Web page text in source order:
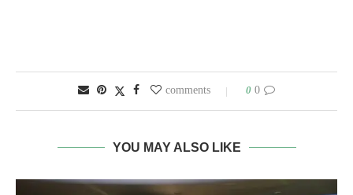
0 comments
0
YOU MAY ALSO LIKE